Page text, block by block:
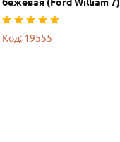
Код: 19555